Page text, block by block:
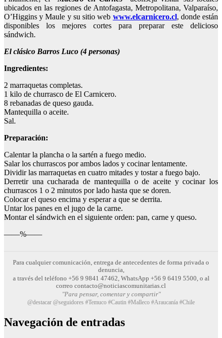
ubicados en las regiones de Antofagasta, Metropolitana, Valparaíso,
O’Higgins y Maule y su sitio web www.elcarnicero.cl, donde están
disponibles los mejores cortes para preparar este delicioso
sándwich.
El clásico Barros Luco (4 personas)
Ingredientes:
2 marraquetas completas.
1 kilo de churrasco de El Carnicero.
8 rebanadas de queso gauda.
Mantequilla o aceite.
Sal.
Preparación:
Calentar la plancha o la sartén a fuego medio.
Salar los churrascos por ambos lados y cocinar lentamente.
Dividir las marraquetas en cuatro mitades y tostar a fuego bajo.
Derretir una cucharada de mantequilla o de aceite y cocinar los
churrascos 1 o 2 minutos por lado hasta que se doren.
Colocar el queso encima y esperar a que se derrita.
Untar los panes en el jugo de la carne.
Montar el sándwich en el siguiente orden: pan, carne y queso.
——%——
Para cualquier comunicación, entrega de antecedentes de forma privada o
denuncia,
a través del teléfono +56 9 9841 47462, WhatsApp +56 9 6419 5500, o al
correo contacto@noticiascomunitarias.cl
"Para pensar, comentar y compartir"
@destacar @seguidores #Temuco #Cautin #Malleco #Araucanía #Chile
Navegación de entradas